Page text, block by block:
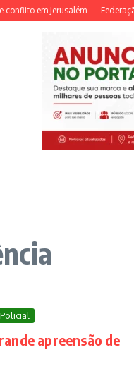
em Jerusalém
Policial
apreensão de